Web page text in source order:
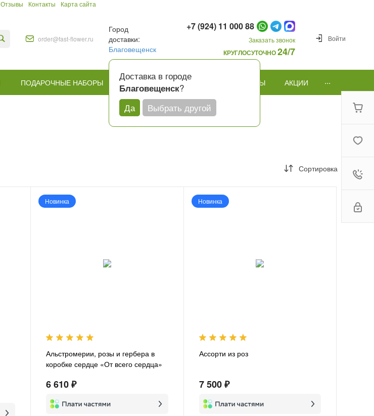
Отзывы Контакты Карта сайта
order@fast-flower.ru
Город
доставки:
Благовещенск
Доставка в городе
Благовещенск?
Да
Выбрать другой
+7 (924) 11 000 88
Заказать звонок
КРУГЛОСУТОЧНО24/7
Войти
ПОДАРОЧНЫЕ НАБОРЫ КОМУ ПОВОД ПОДАРКИ И ШАРЫ АКЦИИ ...
Сортировка
Новинка
Альстромерии, розы и гербера в
коробке сердце «От всего сердца»
6 610 ₽
Новинка
Ассорти из роз
7 500 ₽